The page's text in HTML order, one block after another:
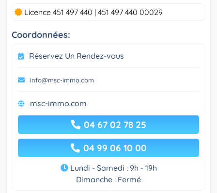
Licence 451 497 440 | 451 497 440 00029
Coordonnées:
Réservez Un Rendez-vous
info@msc-immo.com
msc-immo.com
04 67 02 78 25
04 99 06 10 00
Lundi - Samedi : 9h - 19h
Dimanche : Fermé